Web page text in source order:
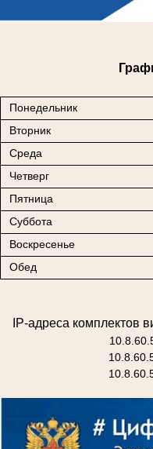
Понедельник
Вторник
Среда
Четверг
Пятница
Суббота
Воскресенье
Обед
IP-адреса комплектов